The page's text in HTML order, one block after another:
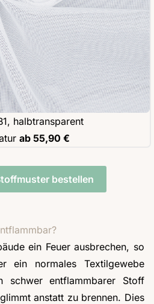
halbtransparent
ab 55,90 €
bestellen
ein Feuer ausbrechen, so
ein normales Textilgewebe
schwer entflammbarer Stoff
anstatt zu brennen. Dies